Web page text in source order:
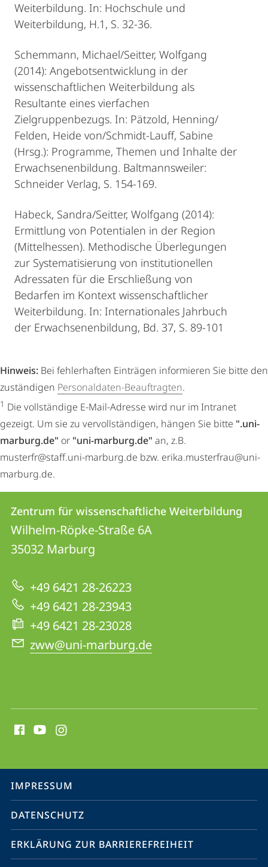
Weiterbildung. In: Hochschule und
Weiterbildung, H.1, S. 32-36.
Schemmann, Michael/Seitter, Wolfgang
(2014): Angebotsentwicklung in der
wissenschaftlichen Weiterbildung als
Resultante eines vierfachen
Zielgruppenbezugs. In: Pätzold, Henning/
Felden, Heide von/Schmidt-Lauff, Sabine
(Hrsg.): Programme, Themen und Inhalte der
Erwachsenenbildung. Baltmannsweiler:
Schneider Verlag, S. 154-169.
Habeck, Sandra/Seitter, Wolfgang (2014):
Ermittlung von Potentialen in der Region
(Mittelhessen). Methodische Überlegungen
zur Systematisierung von institutionellen
Adressaten für die Erschließung von
Bedarfen im Kontext wissenschaftlicher
Weiterbildung. In: Internationales Jahrbuch
der Erwachsenenbildung, Bd. 37, S. 89-101
Hinweis: Bei fehlerhaften Einträgen informieren Sie bitte den
zuständigen Personaldaten-Beauftragten.
1 Die vollständige E-Mail-Adresse wird nur im Intranet
gezeigt. Um sie zu vervollständigen, hängen Sie bitte ".uni-
marburg.de" or "uni-marburg.de" an, z.B.
musterfr@staff.uni-marburg.de bzw. erika.musterfrau@uni-
marburg.de.
Kontakt
und
Informationen
zur
Website
Kontaktinformationen
Zentrum
für
wissenschaftliche
Weiterbildung
Zentrum für wissenschaftliche Weiterbildung
Wilhelm-Röpke-Straße 6A
35032 Marburg
+49 6421 28-26223
+49 6421 28-23943
+49 6421 28-23028
zww@uni-marburg.de
Media
Service-
Navigation
IMPRESSUM
DATENSCHUTZ
ERKLÄRUNG ZUR BARRIEREFREIHEIT